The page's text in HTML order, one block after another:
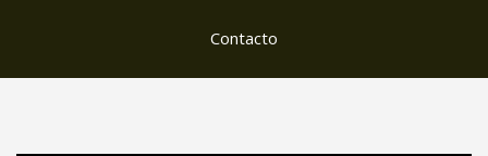
Contacto